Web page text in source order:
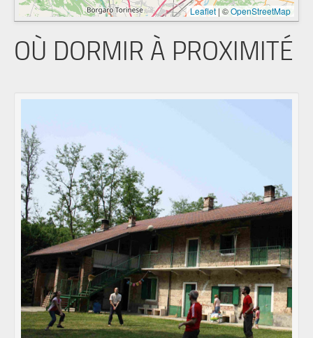
Leaflet | ©OpenStreetMap
OÙ DORMIR À PROXIMITÉ